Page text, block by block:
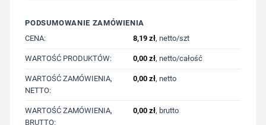
PODSUMOWANIE ZAMÓWIENIA
CENA:
8,19 zł, netto/szt
WARTOŚĆ PRODUKTÓW: 0,00 zł, netto/całość
WARTOŚĆ ZAMÓWIENIA,
NETTO:
0,00 zł, netto
WARTOŚĆ ZAMÓWIENIA,
BRUTTO:
0,00 zł, brutto